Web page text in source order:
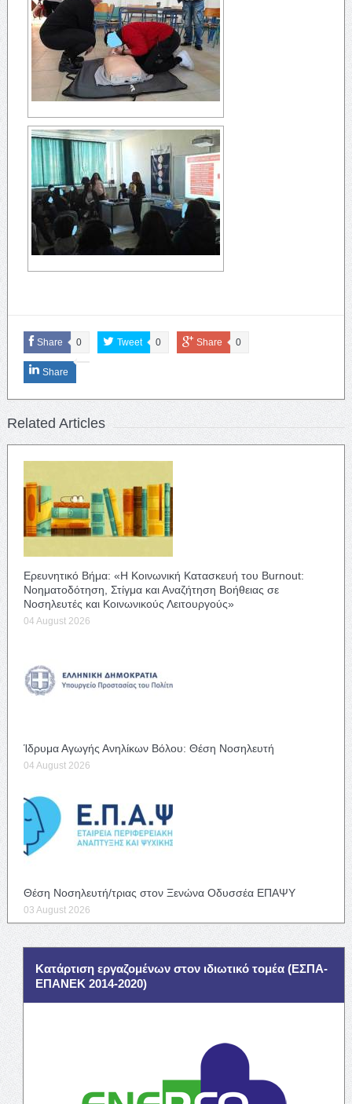
Share 0 Tweet 0 Share 0
Share
Related Articles
Ερευνητικό Βήμα: «Η Κοινωνική Κατασκευή του Burnout:
Νοηματοδότηση, Στίγμα και Αναζήτηση Βοήθειας σε
Νοσηλευτές και Κοινωνικούς Λειτουργούς»
04 August 2026
Ίδρυμα Αγωγής Ανηλίκων Βόλου: Θέση Νοσηλευτή
04 August 2026
Θέση Νοσηλευτή/τριας στον Ξενώνα Οδυσσέα ΕΠΑΨΥ
03 August 2026
Κατάρτιση εργαζομένων στον ιδιωτικό τομέα (ΕΣΠΑ-
ΕΠΑΝΕΚ 2014-2020)